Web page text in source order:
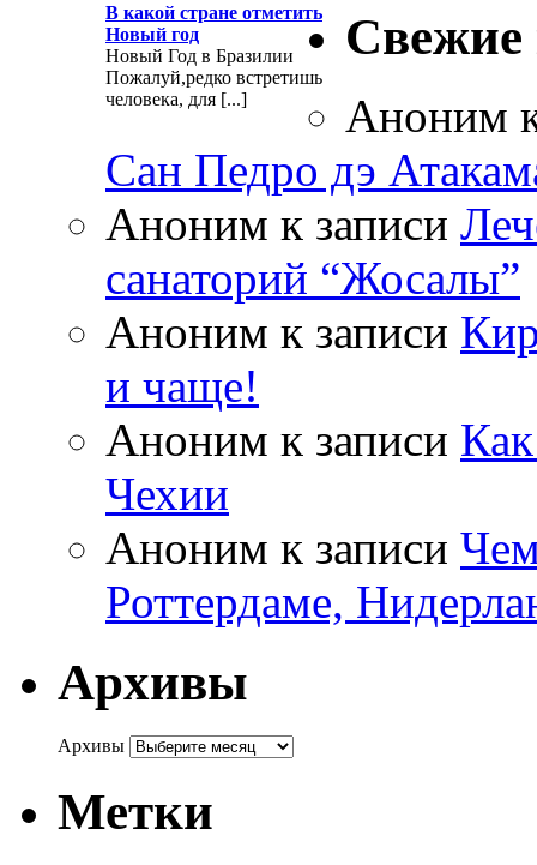
В какой стране отметить
Новый год
Новый Год в Бразилии
Пожалуй,редко встретишь
человека, для [...]
Свежие
Аноним
Сан Педро дэ
Аноним к записи
санаторий “Жосалы”
Аноним к записи
и чаще!
Аноним к записи
Чехии
Аноним к записи
Роттердаме,
Архивы
Архивы
Метки